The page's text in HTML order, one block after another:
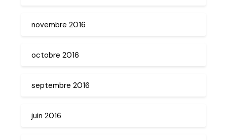
novembre 2016
octobre 2016
septembre 2016
juin 2016